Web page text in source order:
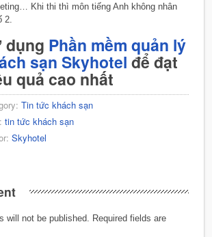
Khi thi thì môn tiếng Anh không nhân
2.
dụng Phần mềm quản lý
sạn Skyhotel để đạt
quả cao nhất
Tin tức khách sạn
tin tức khách sạn
Skyhotel
will not be published.
Required fields are